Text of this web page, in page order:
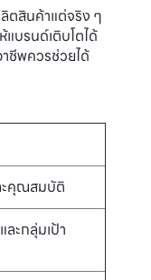
ตสินค้าแต่จริง ๆ
บรนด์เติบโตได้
ชีพควรช่วยได้
ะคุณสมบัติ
ละกลุ่มเป้า